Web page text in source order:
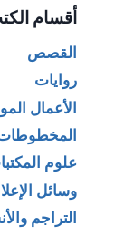
أقسام الكتب
القصص
روايات
الأعمال
المخطوطات
علوم
وسائل
التراجم